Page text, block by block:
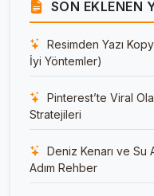
SON EKLENEN
Resimden Yazı
İyi Yöntemler)
Pinterest’te Viral
Stratejileri
Deniz Kenarı ve Su
Adım Rehber